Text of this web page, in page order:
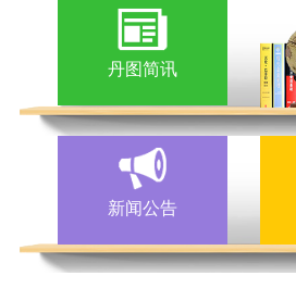
丹图简讯
新闻公告